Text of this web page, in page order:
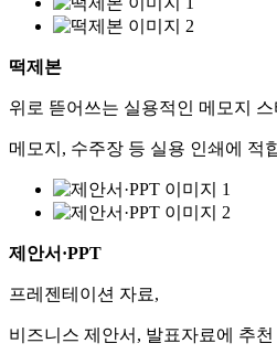
떡제본
위로 뜯어쓰는 실용적인 메모지 스
메모지, 수주장 등 실용 인쇄에 적
제안서·PPT
프레젠테이션 자료,
비즈니스 제안서, 발표자료에 추천